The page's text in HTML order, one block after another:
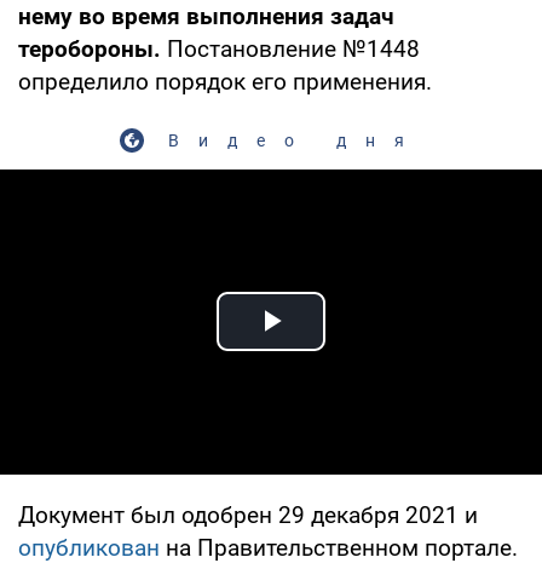
нему во время выполнения задач
теробороны. Постановление №1448
определило порядок его применения.
Видео дня
Play Video
Документ был одобрен 29 декабря 2021 и
опубликован на Правительственном портале.